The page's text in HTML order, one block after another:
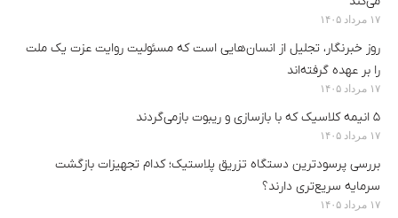
۱۷ مرداد ۱۴۰۵
روز خبرنگار، تجلیل از انسان‌هایی است که مسئولیت روایت عزت یک ملت
را بر عهده گرفته‌اند
۱۷ مرداد ۱۴۰۵
۵ انیمه کلاسیک که با بازسازی‌ و ریبوت بازمی‌گردند
۱۷ مرداد ۱۴۰۵
بررسی پرسودترین دستگاه تزریق پلاستیک؛ کدام تجهیزات بازگشت
سرمایه سریع‌تری دارند؟
۱۷ مرداد ۱۴۰۵